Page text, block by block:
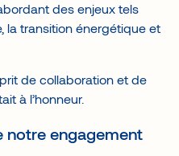
des enjeux tels
la transition énergétique et
de collaboration et de
à l’honneur.
notre engagement